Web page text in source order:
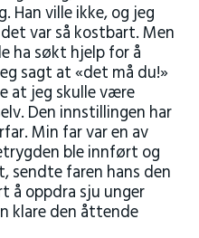
Han ville ikke, og jeg
var så kostbart. Men
ha søkt hjelp for å
sagt at «det må du!»
at jeg skulle være
Den innstillingen har
Min far var en av
ble innført og
sendte faren hans den
å oppdra sju unger
klare den åttende